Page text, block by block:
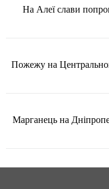
На Алеї слави
Пожежу на
Марганець на